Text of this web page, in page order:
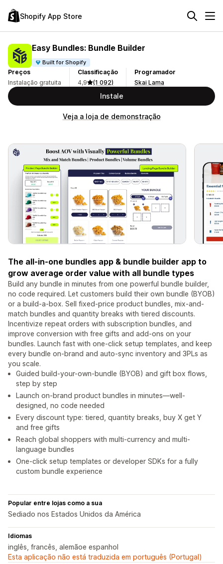
Shopify App Store
Easy Bundles: Bundle Builder
Built for Shopify
Preços
Instalação gratuita
Classificação
4,9
(1 092)
Programador
Skai Lama
Instale
Veja a loja de demonstração
The all-in-one bundles app & bundle builder app to
grow average order value with all bundle types
Build any bundle in minutes from one powerful bundle builder,
no code required. Let customers build their own bundle (BYOB)
or a build-a-box. Sell fixed-price product bundles, mix-and-
match bundles and quantity breaks with tiered discounts.
Incentivize repeat orders with subscription bundles, and
improve conversion with free gifts and add-ons on your
bundles. Launch fast with one-click setup templates, and keep
every bundle on-brand and auto-sync inventory and 3PLs as
you scale.
Guided build-your-own-bundle (BYOB) and gift box flows,
step by step
Launch on-brand product bundles in minutes—well-
designed, no code needed
Every discount type: tiered, quantity breaks, buy X get Y
and free gifts
Reach global shoppers with multi-currency and multi-
language bundles
One-click setup templates or developer SDKs for a fully
custom bundle experience
Popular entre lojas como a sua
Sediado nos Estados Unidos da América
Idiomas
inglês, francês, alemãoe espanhol
Esta aplicação não está traduzida em português (Portugal)